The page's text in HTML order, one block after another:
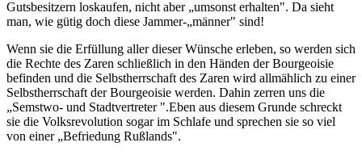
Gutsbesitzern loskaufen, nicht aber „umsonst erhalten". Da sieht
man, wie gütig doch diese Jammer-„männer" sind!
Wenn sie die Erfüllung aller dieser Wünsche erleben, so werden sich
die Rechte des Zaren schließlich in den Händen der Bourgeoisie
befinden und die Selbstherrschaft des Zaren wird allmählich zu einer
Selbstherrschaft der Bourgeoisie werden. Dahin zerren uns die
„Semstwo- und Stadtvertreter ".Eben aus diesem Grunde schreckt
sie die Volksrevolution sogar im Schlafe und sprechen sie so viel
von einer „Befriedung Rußlands".